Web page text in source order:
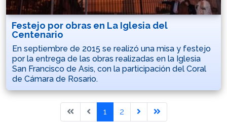
Festejo por obras en La Iglesia del
Centenario
En septiembre de 2015 se realizó una misa y festejo
por la entrega de las obras realizadas en la Iglesia
San Francisco de Asis, con la participación del Coral
de Cámara de Rosario.
1 2